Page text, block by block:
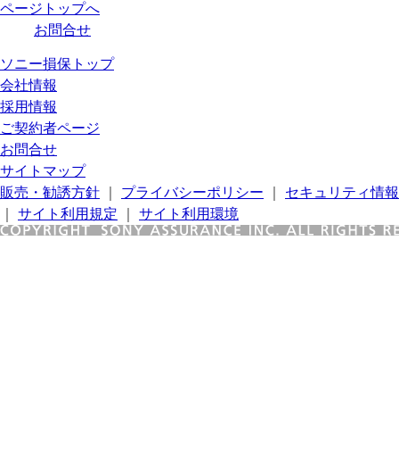
ページトップへ
お問合せ
ソニー損保トップ
会社情報
採用情報
ご契約者ページ
お問合せ
サイトマップ
販売・勧誘方針
プライバシーポリシー
セキュリティ情報
サイト利用規定 サイト利用環境